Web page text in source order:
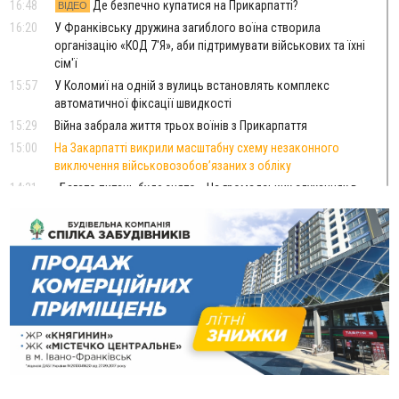
16:48 ВІДЕО
Де безпечно купатися на Прикарпатті?
16:20
У Франківську дружина загиблого воїна створила
організацію «КОД 7'Я», аби підтримувати військових та їхні
сім'ї
15:57
У Коломиї на одній з вулиць встановлять комплекс
автоматичної фіксації швидкості
15:29
Війна забрала життя трьох воїнів з Прикарпаття
15:00
На Закарпатті викрили масштабну схему незаконного
виключення військовозобов’язаних з обліку
14:31
«Багато питань буде знято». На громадських слуханнях в
Яремче обговорили, як вирішити питання джипінгу в
Карпатах
13:54
5 «тихих» хвороб, які виявляє профілактичне обстеження
13:30
ФОТО На Надрічній тривають останні приготування до
нового руху
12:57
У Франківську зафіксували найбільшу спеку за всю історію
спостережень
12:24
Лікування наркоманії Київ: чому важливо розпочати
терапію якомога раніше